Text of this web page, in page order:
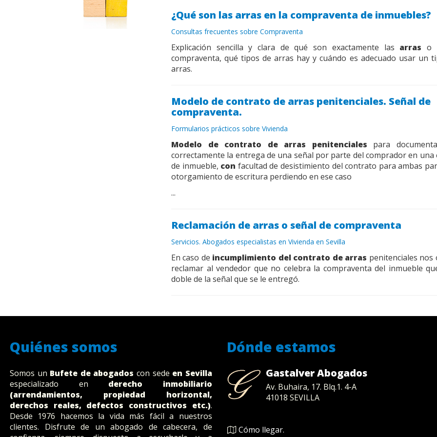
¿Qué son las arras en la compraventa de inmuebles?
Consultas frecuentes sobre Compraventa
Explicación sencilla y clara de qué son exactamente las arras o
compraventa, qué tipos de arras hay y cuándo es adecuado usar un
arras.
Modelo de contrato de arras penitenciales. Señal de
compraventa.
Formularios prácticos sobre Vivienda
Modelo de contrato de arras penitenciales para
correctamente la entrega de una señal por parte del comprador en una
de inmueble, con facultad de desistimiento del contrato para ambas
otorgamiento de escritura perdiendo en ese caso
...
Reclamación de arras o señal de compraventa
Servicios. Abogados especialistas en Vivienda en Sevilla
En caso de incumplimiento del contrato de arras penitenciales nos
reclamar al vendedor que no celebra la compraventa del inmueble
doble de la señal que se le entregó.
Quiénes somos
Somos un Bufete de abogados con sede en Sevilla
especializado en derecho inmobiliario
(arrendamientos, propiedad horizontal,
derechos reales, defectos constructivos etc.).
Desde 1976 hacemos la vida más fácil a nuestros
clientes. Disfrute de un abogado de cabecera, de
Dónde estamos
Gastalver Abogados
Av. Buhaira, 17. Blq.1. 4-A
41018 SEVILLA
Cómo llegar.